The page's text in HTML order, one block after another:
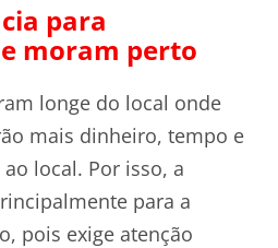
para
moram perto
longe do local onde
mais dinheiro, tempo e
local. Por isso, a
para a
pois exige atenção